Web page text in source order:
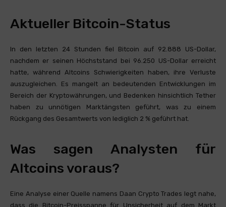
Aktueller Bitcoin-Status
In den letzten 24 Stunden fiel Bitcoin auf 92.888 US-Dollar,
nachdem er seinen Höchststand bei 96.250 US-Dollar erreicht
hatte, während Altcoins Schwierigkeiten haben, ihre Verluste
auszugleichen. Es mangelt an bedeutenden Entwicklungen im
Bereich der Kryptowährungen, und Bedenken hinsichtlich Tether
haben zu unnötigen Marktängsten geführt, was zu einem
Rückgang des Gesamtwerts von lediglich 2 % geführt hat.
Was sagen Analysten für
Altcoins voraus?
Eine Analyse einer Quelle namens Daan Crypto Trades legt nahe,
dass die Bitcoin-Preisspanne für Unsicherheit auf dem Markt